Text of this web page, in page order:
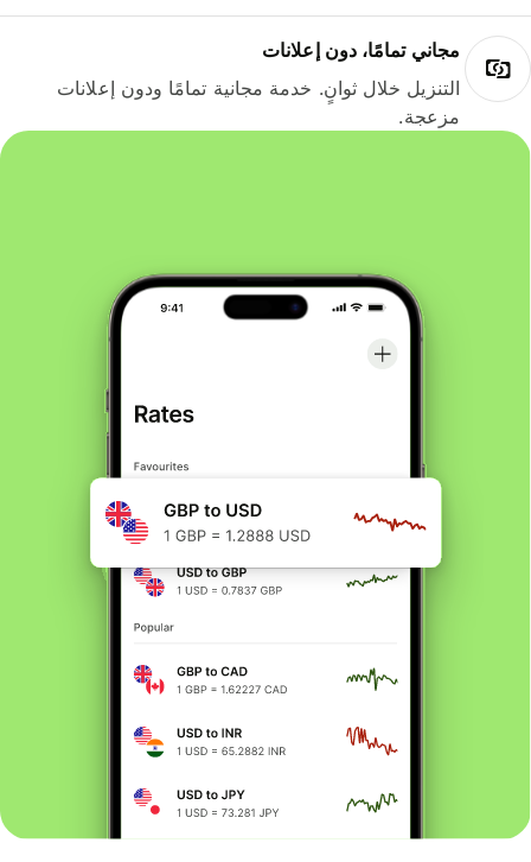
مجاني تمامًا، دون إعلانات
التنزيل خلال ثوانٍ. خدمة مجانية تمامًا ودون إعلانات
مزعجة.